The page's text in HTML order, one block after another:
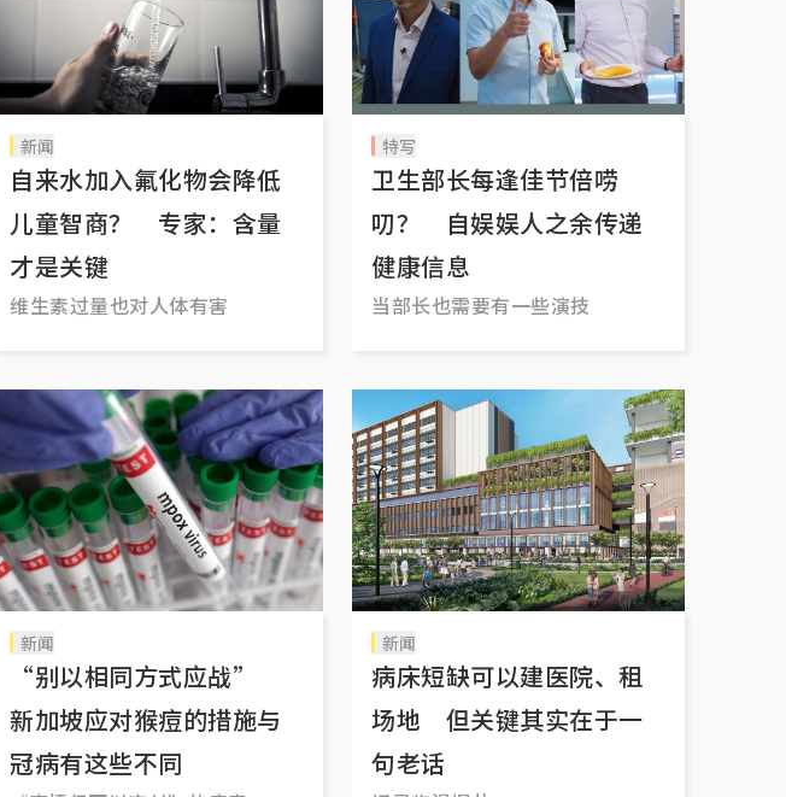
新闻
自来水加入氟化物会降低
儿童智商？ 专家：含量
才是关键
维生素过量也对人体有害
特写
卫生部长每逢佳节倍唠
叨？ 自娱娱人之余传递
健康信息
当部长也需要有一些演技
新闻
“别以相同方式应战”
新加坡应对猴痘的措施与
冠病有这些不同
新闻
病床短缺可以建医院、租
场地 但关键其实在于一
句老话